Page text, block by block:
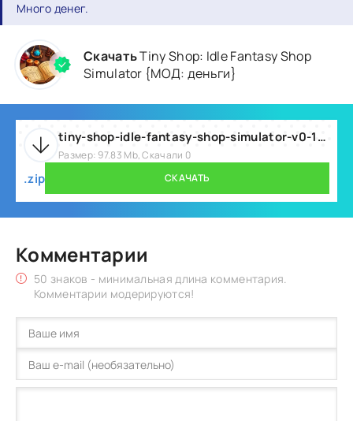
Много денег.
СкачатьTiny Shop: Idle Fantasy Shop
Simulator {МОД: деньги}
tiny-shop-idle-fantasy-shop-simulator-v0-1-109-mod.zip
Размер: 97.83 Mb, Скачали 0
.zip СКАЧАТЬ
Комментарии
50 знаков - минимальная длина комментария.
Комментарии модерируются!